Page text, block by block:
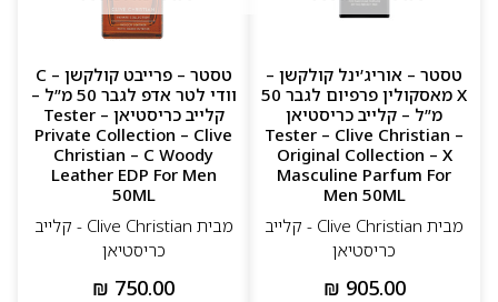
טסטר – אוריג’ינל קולקשן –
X מאסקולין פרפיום לגבר 50
מ”ל – קלייב כריסטיאן
Tester – Clive Christian –
Original Collection – X
Masculine Parfum For
Men 50ML
מבית Clive Christian - קלייב
כריסטיאן
₪ 905.00
טסטר – פרייבט קולקשן – C
וודי לטר אדפ לגבר 50 מ”ל –
קלייב כריסטיאן Tester –
Private Collection – Clive
Christian – C Woody
Leather EDP For Men
50ML
מבית Clive Christian - קלייב
כריסטיאן
₪ 750.00